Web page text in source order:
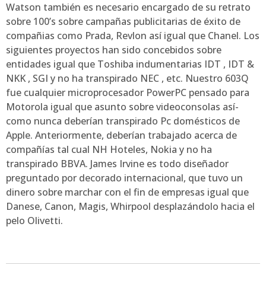
Watson también es necesario encargado de su retrato
sobre 100’s sobre campañas publicitarias de éxito de
compañias como Prada, Revlon así­ igual que Chanel. Los
siguientes proyectos han sido concebidos sobre
entidades igual que Toshiba indumentarias IDT , IDT &
NKK , SGI y no ha transpirado NEC , etc. Nuestro 603Q
fue cualquier microprocesador PowerPC pensado para
Motorola igual que asunto sobre videoconsolas así­
como nunca deberían transpirado Pc domésticos de
Apple. Anteriormente, deberían trabajado acerca de
compañías tal cual NH Hoteles, Nokia y no ha
transpirado BBVA. James Irvine es todo diseñador
preguntado por decorado internacional, que tuvo un
dinero sobre marchar con el fin de empresas igual que
Danese, Canon, Magis, Whirpool desplazándolo hacia el
pelo Olivetti.